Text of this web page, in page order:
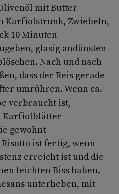
mit Butter
Karfiolstrunk, Zwiebeln,
10 Minuten
glasig andünsten
Nach und nach
dass der Reis gerade
umrühren. Wenn ca.
verbraucht ist,
Karfiolblätter
gewohnt
ist fertig, wenn
erreicht ist und die
leichten Biss haben.
unterheben, mit